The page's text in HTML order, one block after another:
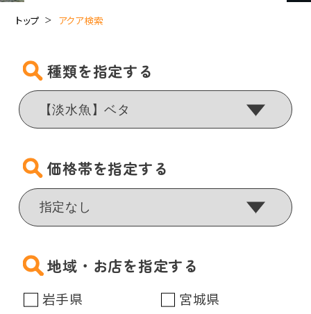
トップ アクア検索
種類を指定する
価格帯を指定する
地域・お店を指定する
岩手県
宮城県